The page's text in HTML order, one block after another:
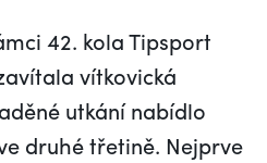
42. kola Tipsport
vítkovická
utkání nabídlo
druhé třetině. Nejprve